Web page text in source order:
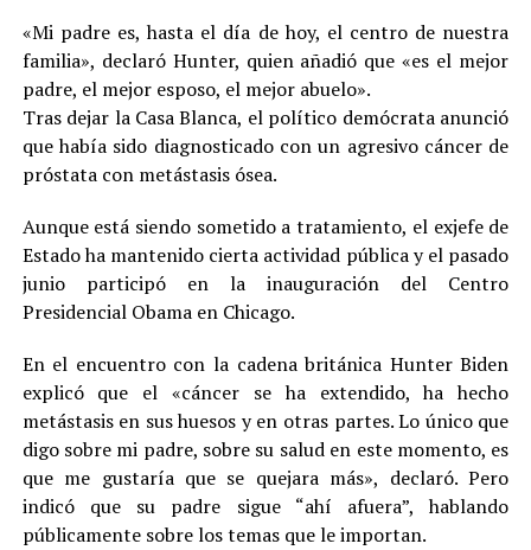
«Mi padre es, hasta el día de hoy, el centro de nuestra
familia», declaró Hunter, quien añadió que «es el mejor
padre, el mejor esposo, el mejor abuelo».
Tras dejar la Casa Blanca, el político demócrata anunció
que había sido diagnosticado con un agresivo cáncer de
próstata con metástasis ósea.
Aunque está siendo sometido a tratamiento, el exjefe de
Estado ha mantenido cierta actividad pública y el pasado
junio participó en la inauguración del Centro
Presidencial Obama en Chicago.
En el encuentro con la cadena británica Hunter Biden
explicó que el «cáncer se ha extendido, ha hecho
metástasis en sus huesos y en otras partes. Lo único que
digo sobre mi padre, sobre su salud en este momento, es
que me gustaría que se quejara más», declaró. Pero
indicó que su padre sigue “ahí afuera”, hablando
públicamente sobre los temas que le importan.